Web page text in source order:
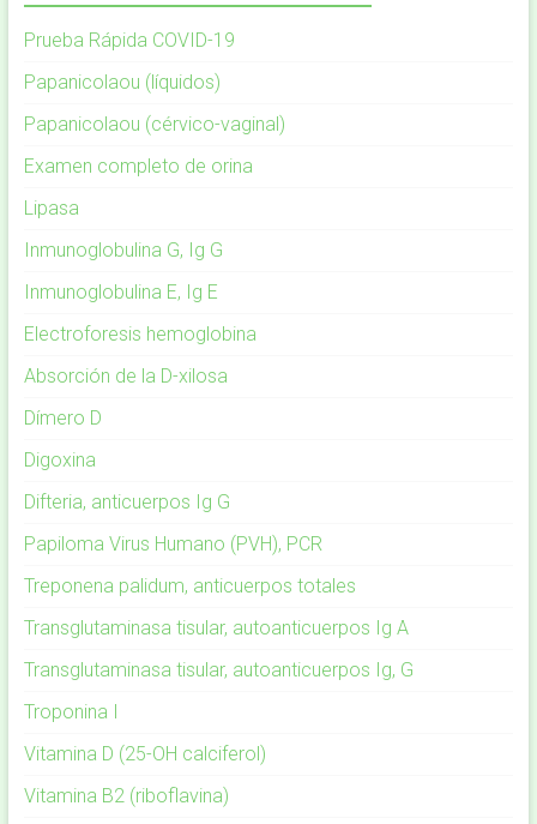
Prueba Rápida COVID-19
Papanicolaou (líquidos)
Papanicolaou (cérvico-vaginal)
Examen completo de orina
Lipasa
Inmunoglobulina G, Ig G
Inmunoglobulina E, Ig E
Electroforesis hemoglobina
Absorción de la D-xilosa
Dímero D
Digoxina
Difteria, anticuerpos Ig G
Papiloma Virus Humano (PVH), PCR
Treponena palidum, anticuerpos totales
Transglutaminasa tisular, autoanticuerpos Ig A
Transglutaminasa tisular, autoanticuerpos Ig, G
Troponina I
Vitamina D (25-OH calciferol)
Vitamina B2 (riboflavina)